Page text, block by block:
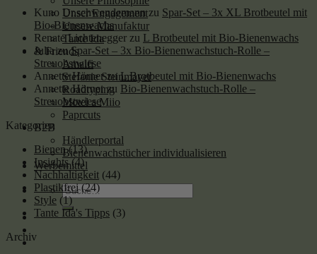
Unser Engagement
Unsere Manufaktur
Tante Ida
& Friends
Amalfi
Stefanie Steinmayer
Roadtyping
Motel a Miio
Paprcuts
B2B
Händlerportal
Bienenwachstücher individualisieren
Werbemittel
Suche
nach:
Kuno Dr.schwendemannzu Spar-Set – 3x XL Brotbeutel mit
Bio-Bienenwachs
Renate Lichtenegger zu L Brotbeutel mit Bio-Bienenwachs
JuliazuSpar-Set – 3x Bio-Bienenwachstuch-Rolle –
Streuobstwiese
Annette HörnerzuL Brotbeutel mit Bio-Bienenwachs
Annette Hörnerzu Bio-Bienenwachstuch-Rolle –
Streuobstwiese
Kategorien
Bienen(13)
Insights(4)
Nachhaltigkeit (44)
Plastikfrei(24)
Style (1)
Tante Ida's Tipps (3)
Archiv